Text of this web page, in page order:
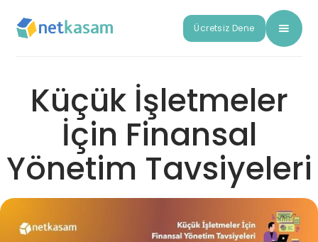
Ücretsiz Dene
Küçük İşletmeler
İçin Finansal
Yönetim Tavsiyeleri